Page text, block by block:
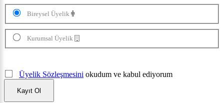
Bireysel Üyelik
Kurumsal Üyelik
Üyelik Sözleşmesini okudum ve kabul ediyorum
Kayıt Ol